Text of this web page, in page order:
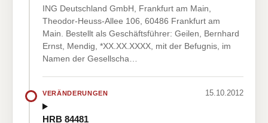
ING Deutschland GmbH, Frankfurt am Main,
Theodor-Heuss-Allee 106, 60486 Frankfurt am
Main. Bestellt als Geschäftsführer: Geilen, Bernhard
Ernst, Mendig, *XX.XX.XXXX, mit der Befugnis, im
Namen der Gesellscha…
VERÄNDERUNGEN 15.10.2012
HRB 84481